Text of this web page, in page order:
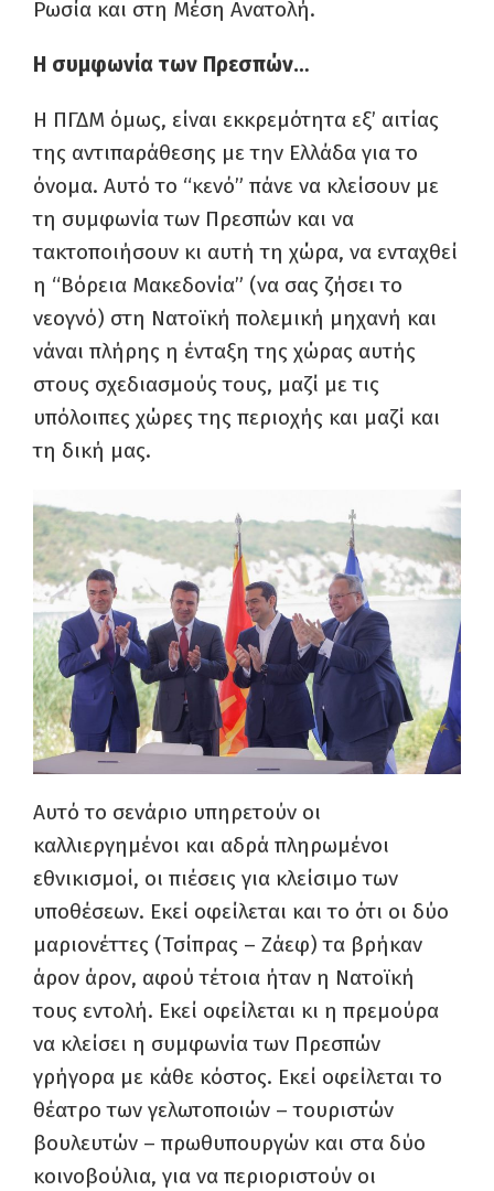
Ρωσία και στη Μέση Ανατολή.
Η συμφωνία των Πρεσπών…
Η ΠΓΔΜ όμως, είναι εκκρεμότητα εξ’ αιτίας
της αντιπαράθεσης με την Ελλάδα για το
όνομα. Αυτό το “κενό” πάνε να κλείσουν με
τη συμφωνία των Πρεσπών και να
τακτοποιήσουν κι αυτή τη χώρα, να ενταχθεί
η “Βόρεια Μακεδονία” (να σας ζήσει το
νεογνό) στη Νατοϊκή πολεμική μηχανή και
νάναι πλήρης η ένταξη της χώρας αυτής
στους σχεδιασμούς τους, μαζί με τις
υπόλοιπες χώρες της περιοχής και μαζί και
τη δική μας.
Αυτό το σενάριο υπηρετούν οι
καλλιεργημένοι και αδρά πληρωμένοι
εθνικισμοί, οι πιέσεις για κλείσιμο των
υποθέσεων. Εκεί οφείλεται και το ότι οι δύο
μαριονέττες (Τσίπρας – Ζάεφ) τα βρήκαν
άρον άρον, αφού τέτοια ήταν η Νατοϊκή
τους εντολή. Εκεί οφείλεται κι η πρεμούρα
να κλείσει η συμφωνία των Πρεσπών
γρήγορα με κάθε κόστος. Εκεί οφείλεται το
θέατρο των γελωτοποιών – τουριστών
βουλευτών – πρωθυπουργών και στα δύο
κοινοβούλια, για να περιοριστούν οι